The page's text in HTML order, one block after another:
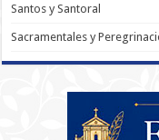
Santos y Santoral
Sacramentales y